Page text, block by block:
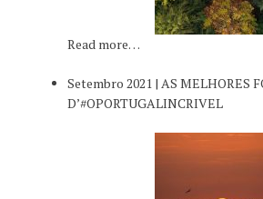
Read more…
Setembro 2021 | AS MELHORES
D’#OPORTUGALINCRIVEL